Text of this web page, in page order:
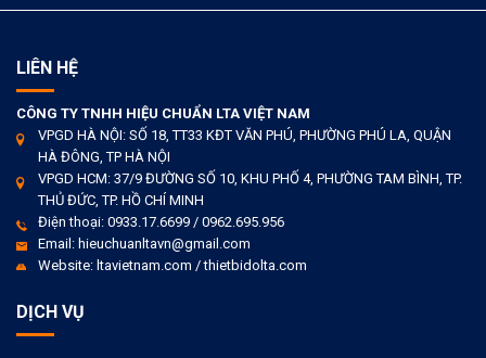
LIÊN HỆ
CÔNG TY TNHH HIỆU CHUẨN LTA VIỆT NAM
VPGD HÀ NỘI: SỐ 18, TT33 KĐT VĂN PHÚ, PHƯỜNG PHÚ LA, QUẬN
HÀ ĐÔNG, TP HÀ NỘI
VPGD HCM: 37/9 ĐƯỜNG SỐ 10, KHU PHỐ 4, PHƯỜNG TAM BÌNH, TP.
THỦ ĐỨC, TP. HỒ CHÍ MINH
Điện thoại: 0933.17.6699 / 0962.695.956
Email: hieuchuanltavn@gmail.com
Website: ltavietnam.com / thietbidolta.com
DỊCH VỤ